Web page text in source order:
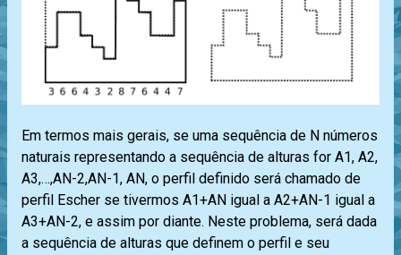
Em termos mais gerais, se uma sequência de N números
naturais representando a sequência de alturas for A1, A2,
A3,…,AN-2,AN-1, AN, o perfil definido será chamado de
perfil Escher se tivermos A1+AN igual a A2+AN-1 igual a
A3+AN-2, e assim por diante. Neste problema, será dada
a sequência de alturas que definem o perfil e seu